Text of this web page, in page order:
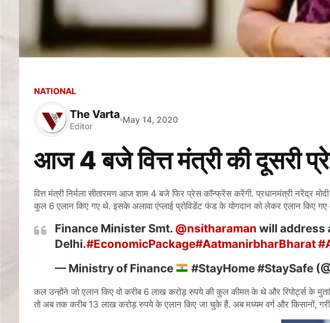
NATIONAL
The Varta
Editor
May 14, 2020
आज 4 बजे वित्त मंत्री की दूसरी
वित्त मंत्री निर्मला सीतारमण आज शाम 4 बजे फिर प्रेस कॉन्फ्रेंस करेंगी. प्रधानमंत्री
कुल 6 एलान किए गए थे. इसके अलावा एंप्लाई प्रोविडेंट फंड के योगदान को लेकर एलान किए गए
Finance Minister Smt. @nsitharaman will address
Delhi.#EconomicPackage#AatmanirbharBharat
— Ministry of Finance
#StayHome #StaySafe
कल उन्होंने जो एलान किए वो करीब 6 लाख करोड़ रुपये की कुल कीमत के थे और रिपोर्ट्स के
तो अब तक करीब 13 लाख करोड़ रुपये के एलान किए जा चुके हैं. अब मध्यम वर्ग और किसानों,